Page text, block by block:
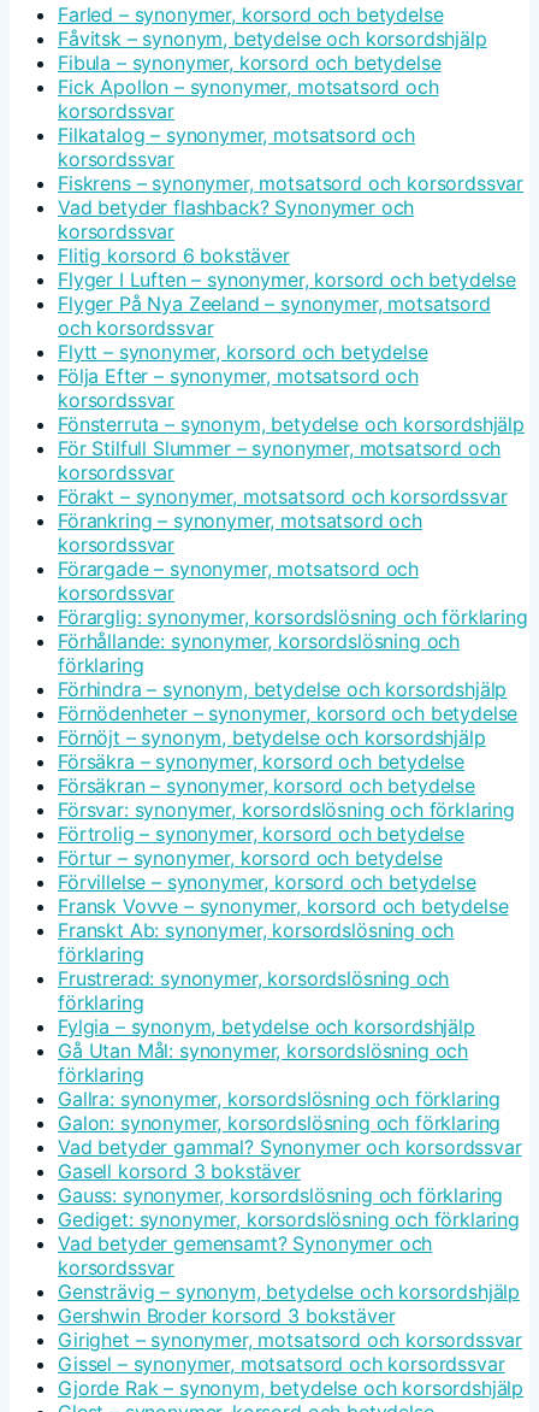
Farled – synonymer, korsord och betydelse
Fåvitsk – synonym, betydelse och korsordshjälp
Fibula – synonymer, korsord och betydelse
Fick Apollon – synonymer, motsatsord och
korsordssvar
Filkatalog – synonymer, motsatsord och
korsordssvar
Fiskrens – synonymer, motsatsord och korsordssvar
Vad betyder flashback? Synonymer och
korsordssvar
Flitig korsord 6 bokstäver
Flyger I Luften – synonymer, korsord och betydelse
Flyger På Nya Zeeland – synonymer, motsatsord
och korsordssvar
Flytt – synonymer, korsord och betydelse
Följa Efter – synonymer, motsatsord och
korsordssvar
Fönsterruta – synonym, betydelse och korsordshjälp
För Stilfull Slummer – synonymer, motsatsord och
korsordssvar
Förakt – synonymer, motsatsord och korsordssvar
Förankring – synonymer, motsatsord och
korsordssvar
Förargade – synonymer, motsatsord och
korsordssvar
Förarglig: synonymer, korsordslösning och förklaring
Förhållande: synonymer, korsordslösning och
förklaring
Förhindra – synonym, betydelse och korsordshjälp
Förnödenheter – synonymer, korsord och betydelse
Förnöjt – synonym, betydelse och korsordshjälp
Försäkra – synonymer, korsord och betydelse
Försäkran – synonymer, korsord och betydelse
Försvar: synonymer, korsordslösning och förklaring
Förtrolig – synonymer, korsord och betydelse
Förtur – synonymer, korsord och betydelse
Förvillelse – synonymer, korsord och betydelse
Fransk Vovve – synonymer, korsord och betydelse
Franskt Ab: synonymer, korsordslösning och
förklaring
Frustrerad: synonymer, korsordslösning och
förklaring
Fylgia – synonym, betydelse och korsordshjälp
Gå Utan Mål: synonymer, korsordslösning och
förklaring
Gallra: synonymer, korsordslösning och förklaring
Galon: synonymer, korsordslösning och förklaring
Vad betyder gammal? Synonymer och korsordssvar
Gasell korsord 3 bokstäver
Gauss: synonymer, korsordslösning och förklaring
Gediget: synonymer, korsordslösning och förklaring
Vad betyder gemensamt? Synonymer och
korsordssvar
Gensträvig – synonym, betydelse och korsordshjälp
Gershwin Broder korsord 3 bokstäver
Girighet – synonymer, motsatsord och korsordssvar
Gissel – synonymer, motsatsord och korsordssvar
Gjorde Rak – synonym, betydelse och korsordshjälp